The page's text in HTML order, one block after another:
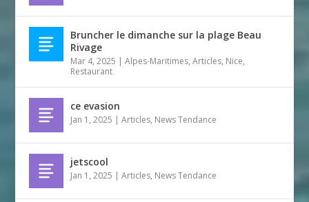
Bruncher le dimanche sur la plage Beau
Rivage
Mar 4, 2025 |Alpes-Maritimes,Articles, Nice,
Restaurant
ce evasion
Jan 1, 2025 |Articles, News Tendance
jetscool
Jan 1, 2025 |Articles, News Tendance